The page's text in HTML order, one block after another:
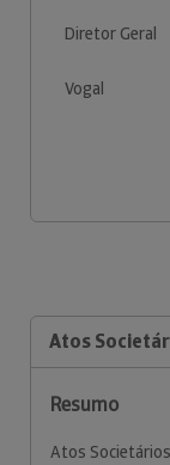
Diretor Geral
Vogal
Atos
Resumo
Atos Societários